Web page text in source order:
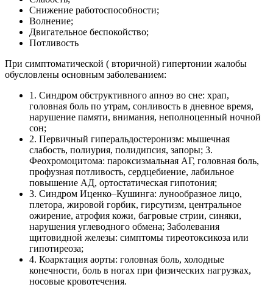
Снижение работоспособности;
Волнение;
Двигательное беспокойство;
Потливость
При симптоматической ( вторичной) гипертонии жалобы
обусловлены основным заболеванием:
1. Синдром обструктивного апноэ во сне: храп,
головная боль по утрам, сонливость в дневное время,
нарушение памяти, внимания, неполноценный ночной
сон;
2. Первичный гиперальдостеронизм: мышечная
слабость, полиурия, полидипсия, запоры; 3.
Феохромоцитома: пароксизмальная АГ, головная боль,
профузная потливость, сердцебиение, лабильное
повышение АД, ортостатическая гипотония;
3. Синдром Иценко–Кушинга: лунообразное лицо,
плетора, жировой горбик, гирсутизм, центральное
ожирение, атрофия кожи, багровые стрии, синяки,
нарушения углеводного обмена; Заболевания
щитовидной железы: симптомы тиреотоксикоза или
гипотиреоза;
4. Коарктация аорты: головная боль, холодные
конечности, боль в ногах при физических нагрузках,
носовые кровотечения.